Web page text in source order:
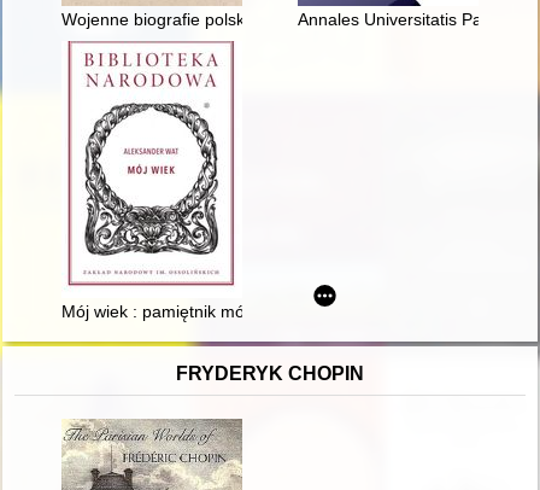
Wojenne biografie polskich archiwistówAnnales Universitatis
Mój wiek : pamiętnik mówiony
FRYDERYK CHOPIN